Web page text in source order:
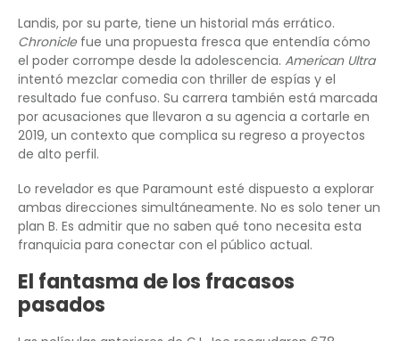
Landis, por su parte, tiene un historial más errático.
Chroniclefue una propuesta fresca que entendía cómo
el poder corrompe desde la adolescencia. American Ultra
intentó mezclar comedia con thriller de espías y el
resultado fue confuso. Su carrera también está marcada
por acusaciones que llevaron a su agencia a cortarle en
2019, un contexto que complica su regreso a proyectos
de alto perfil.
Lo revelador es que Paramount esté dispuesto a explorar
ambas direcciones simultáneamente. No es solo tener un
plan B. Es admitir que no saben qué tono necesita esta
franquicia para conectar con el público actual.
El fantasma de los fracasos
pasados